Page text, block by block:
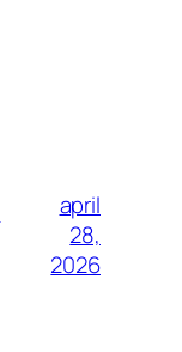
april
28,
2026